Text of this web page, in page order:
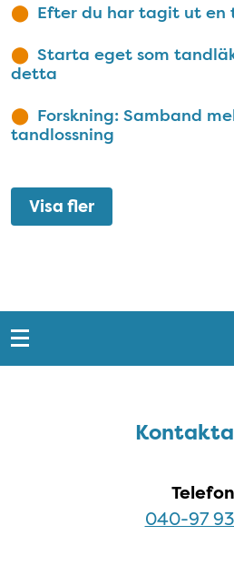
Efter du har tagit ut en
Starta eget som
detta
Forskning: Samband
tandlossning
Visa fler
Snabblänkar
Kontakta oss
Telefon
040-97